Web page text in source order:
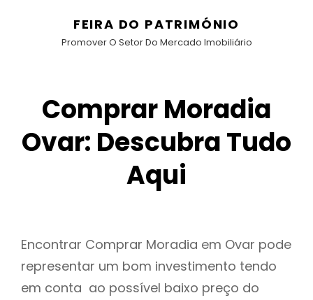
FEIRA DO PATRIMÓNIO
Promover O Setor Do Mercado Imobiliário
Comprar Moradia
Ovar: Descubra Tudo
Aqui
Encontrar Comprar Moradia em Ovar pode
representar um bom investimento tendo
em conta ao possível baixo preço do